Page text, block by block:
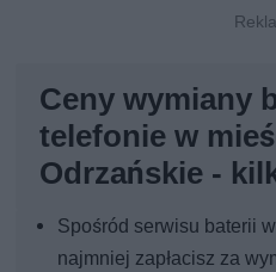
Ceny wymiany
telefonie w
Odrzańskie -
Spośród serwisu baterii
najmniej zapłacisz za